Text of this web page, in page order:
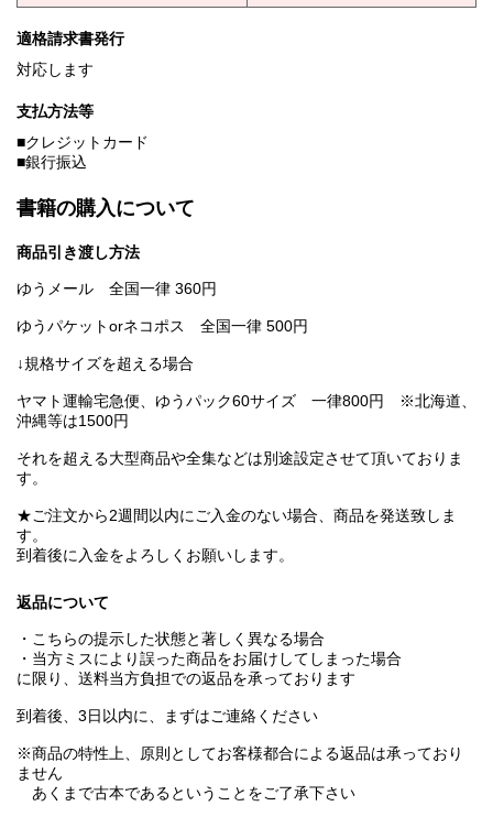
適格請求書発行
対応します
支払方法等
■クレジットカード
■銀行振込
書籍の購入について
商品引き渡し方法
ゆうメール 全国一律 360円
ゆうパケットorネコポス 全国一律 500円
↓規格サイズを超える場合
ヤマト運輸宅急便、ゆうパック60サイズ 一律800円 ※北海道、
沖縄等は1500円
それを超える大型商品や全集などは別途設定させて頂いておりま
す。
★ご注文から2週間以内にご入金のない場合、商品を発送致しま
す。
到着後に入金をよろしくお願いします。
返品について
・こちらの提示した状態と著しく異なる場合
・当方ミスにより誤った商品をお届けしてしまった場合
に限り、送料当方負担での返品を承っております
到着後、3日以内に、まずはご連絡ください
※商品の特性上、原則としてお客様都合による返品は承っており
ません
あくまで古本であるということをご了承下さい